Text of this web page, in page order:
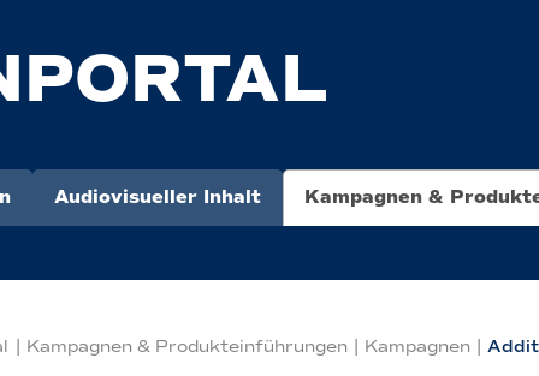
Audiovisueller Inhalt Kampagnen &
Kampagnen & Produkteinführungen Kampagnen